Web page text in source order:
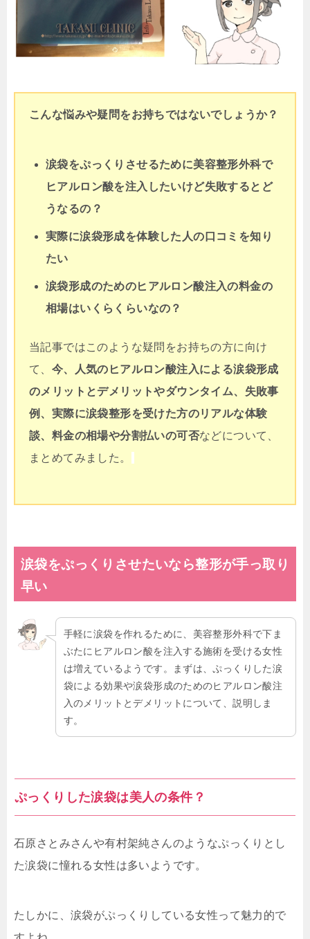
こんな悩みや疑問をお持ちではないでしょうか？
涙袋をぷっくりさせるために美容整形外科で
ヒアルロン酸を注入したいけど失敗するとど
うなるの？
実際に涙袋形成を体験した人の口コミを知り
たい
涙袋形成のためのヒアルロン酸注入の料金の
相場はいくらくらいなの？
当記事ではこのような疑問をお持ちの方に向け
て、 今、人気の ヒアルロン酸注入による涙袋形成
のメリットとデメリットやダウンタイム、失敗事
例、実際に涙袋整形を受けた方のリアルな体験
談、料金の相場や分割払いの可否などについて、
まとめてみました。
涙袋をぷっくりさせたいなら整形が手っ取り
早い
手軽に涙袋を作れるために、美容整形外科で下ま
ぶたにヒアルロン酸を注入する施術を受ける女性
は増えているようです。まずは、ぷっくりした涙
袋による効果や涙袋形成のためのヒアルロン酸注
入のメリットとデメリットについて、説明しま
す。
ぷっくりした涙袋は美人の条件？
石原さとみさんや有村架純さんのようなぷっくりとし
た涙袋に憧れる女性は多いようです。
たしかに、涙袋がぷっくりしている女性って魅力的で